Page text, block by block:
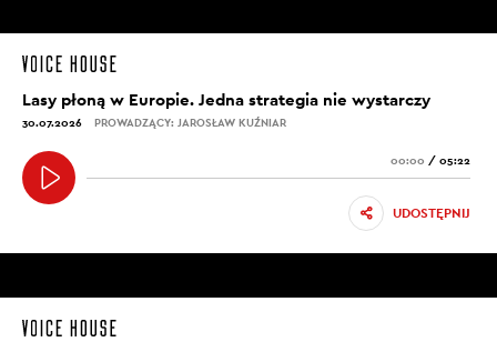
Lasy płoną w Europie. Jedna strategia nie wystarczy
30.07.2026 PROWADZĄCY: JAROSŁAW KUŹNIAR
00:00 / 05:22
UDOSTĘPNIJ